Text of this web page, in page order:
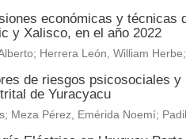
económicas y técnicas
y Xalisco, en el año 2022
Herrera León, William
de riesgos psicosociales
de Yuracyacu
Meza Pérez, Emérida Noemí;